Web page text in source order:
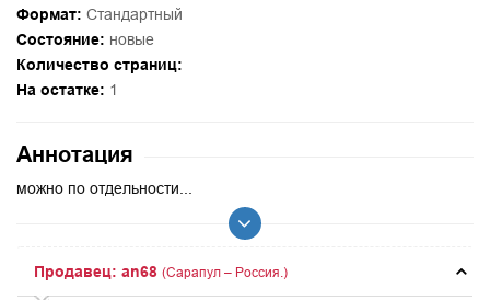
Формат: Стандартный
Состояние: новые
Количество страниц:
На остатке: 1
Аннотация
можно по отдельности...
Продавец: an68 (Сарапул – Россия.)